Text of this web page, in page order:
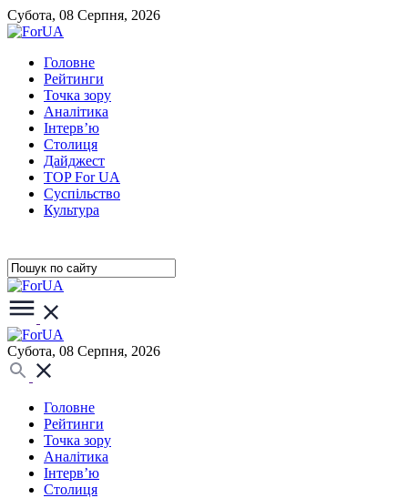
Субота, 08 Серпня, 2026
Головне
Рейтинги
Точка зору
Аналітика
Інтерв’ю
Столиця
Дайджест
TOP For UA
Суспiльство
Культура
Субота, 08 Серпня, 2026
Головне
Рейтинги
Точка зору
Аналітика
Інтерв’ю
Столиця